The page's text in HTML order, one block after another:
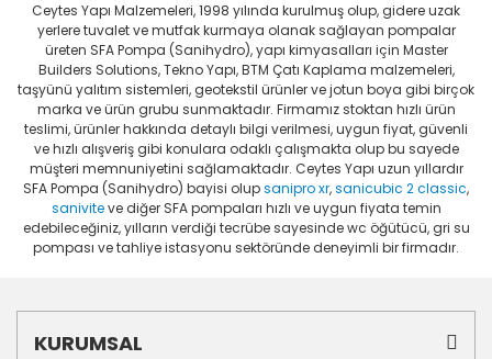
Ceytes Yapı Malzemeleri, 1998 yılında kurulmuş olup, gidere uzak
yerlere tuvalet ve mutfak kurmaya olanak sağlayan pompalar
üreten SFA Pompa (Sanihydro), yapı kimyasalları için Master
Builders Solutions, Tekno Yapı, BTM Çatı Kaplama malzemeleri,
taşyünü yalıtım sistemleri, geotekstil ürünler ve jotun boya gibi birçok
marka ve ürün grubu sunmaktadır. Firmamız stoktan hızlı ürün
teslimi, ürünler hakkında detaylı bilgi verilmesi, uygun fiyat, güvenli
ve hızlı alışveriş gibi konulara odaklı çalışmakta olup bu sayede
müşteri memnuniyetini sağlamaktadır. Ceytes Yapı uzun yıllardır
SFA Pompa (Sanihydro) bayisi olupsanipro xr,sanicubic 2 classic,
saniviteve diğer SFA pompaları hızlı ve uygun fiyata temin
edebileceğiniz, yılların verdiği tecrübe sayesinde wc öğütücü, gri su
pompası ve tahliye istasyonu sektöründe deneyimli bir firmadır.
KURUMSAL